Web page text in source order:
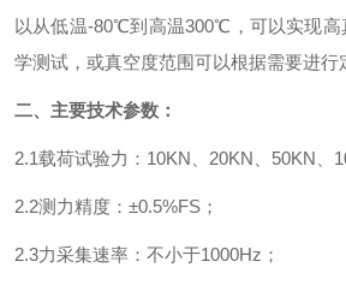
以从低温-80℃到高温300℃，可以实现高
学测试，或真空度范围可以根据需要进行
二、主要技术参数：
2.1载荷试验力： 10KN 20KN 50KN
2.2测力精度：±0.5%FS ；
2.3力采集速率：不小于1000Hz ；